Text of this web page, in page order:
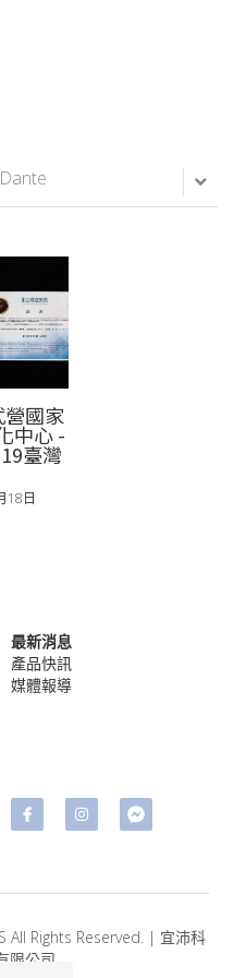
Dante
國家
中心 -
臺灣
18日
最新消息
產品快訊
媒體報導
All Rights Reserved. | 宜沛科
限公司
器